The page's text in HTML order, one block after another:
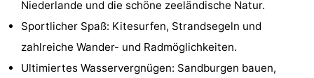
Zentren
Dörfer
Natur
Niederlande und die schöne zeeländische Natur.
Sportlicher Spaß: Kitesurfen, Strandsegeln und
zahlreiche Wander- und Radmöglichkeiten.
Ultimiertes Wasservergnügen: Sandburgen bauen,